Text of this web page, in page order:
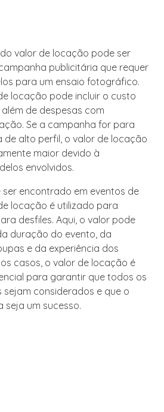
valor de locação pode ser
publicitária que requer
para um ensaio fotográfico.
locação pode incluir o custo
de despesas com
Se a campanha for para
de alto perfil, o valor de locação
maior devido à
envolvidos.
encontrado em eventos de
locação é utilizado para
desfiles. Aqui, o valor pode
duração do evento, da
e da experiência dos
casos, o valor de locação é
para garantir que todos os
considerados e que o
seja um sucesso.